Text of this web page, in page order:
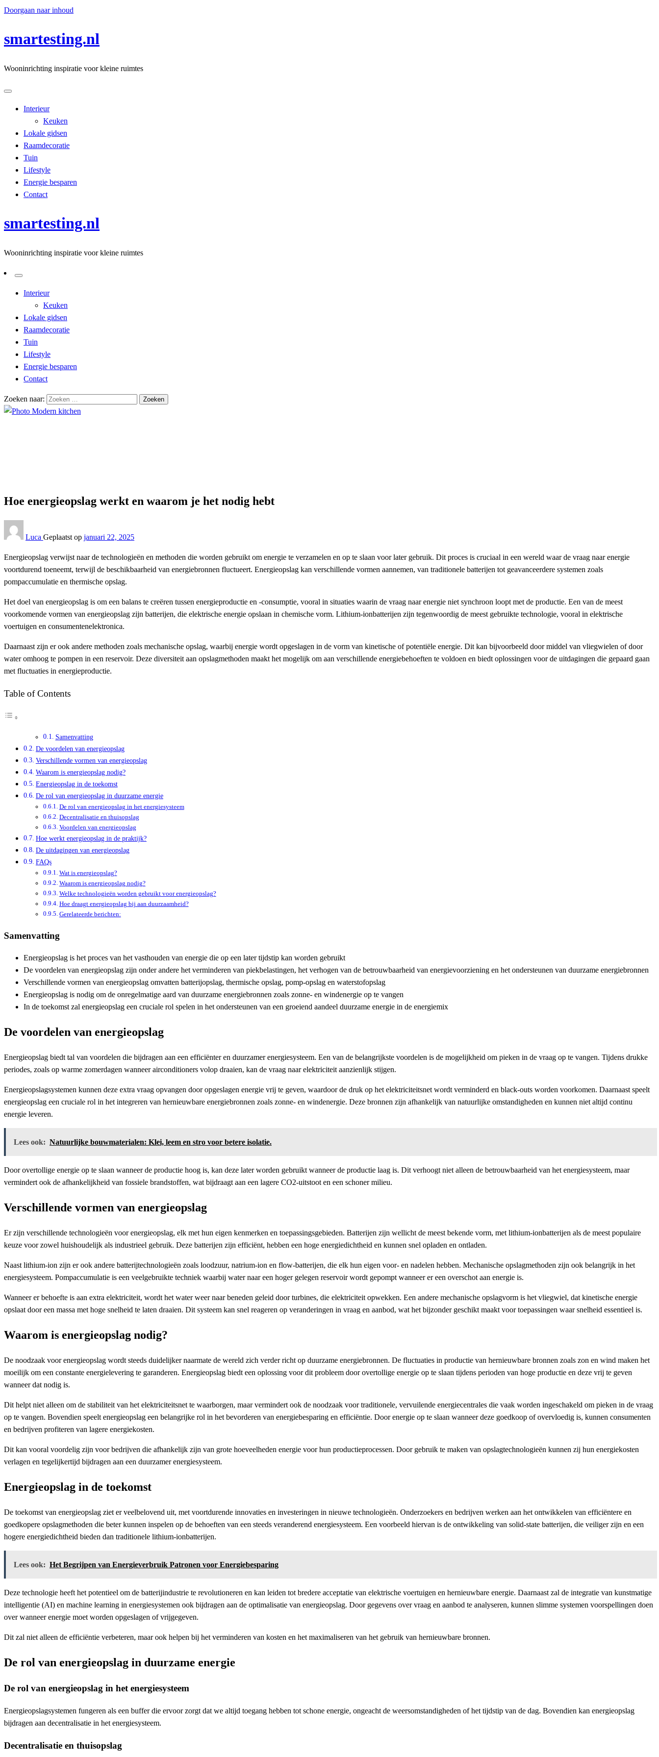
Doorgaan naar inhoud
smartesting.nl
Wooninrichting inspiratie voor kleine ruimtes
Interieur
Keuken
Lokale gidsen
Raamdecoratie
Tuin
Lifestyle
Energie besparen
Contact
smartesting.nl
Wooninrichting inspiratie voor kleine ruimtes
Interieur
Keuken
Lokale gidsen
Raamdecoratie
Tuin
Lifestyle
Energie besparen
Contact
Zoeken naar:
Hoe energieopslag werkt en waarom je het nodig hebt
Luca Geplaatst op januari 22, 2025
Energieopslag verwijst naar de technologieën en methoden die worden gebruikt om energie te verzamelen en op te slaan voor later gebruik. Dit proces is cruciaal in een wereld waar de vraag naar energie
voortdurend toeneemt, terwijl de beschikbaarheid van energiebronnen fluctueert. Energieopslag kan verschillende vormen aannemen, van traditionele batterijen tot geavanceerdere systemen zoals
pompaccumulatie en thermische opslag.
Het doel van energieopslag is om een balans te creëren tussen energieproductie en -consumptie, vooral in situaties waarin de vraag naar energie niet synchroon loopt met de productie. Een van de meest
voorkomende vormen van energieopslag zijn batterijen, die elektrische energie opslaan in chemische vorm. Lithium-ionbatterijen zijn tegenwoordig de meest gebruikte technologie, vooral in elektrische
voertuigen en consumentenelektronica.
Daarnaast zijn er ook andere methoden zoals mechanische opslag, waarbij energie wordt opgeslagen in de vorm van kinetische of potentiële energie. Dit kan bijvoorbeeld door middel van vliegwielen of door
water omhoog te pompen in een reservoir. Deze diversiteit aan opslagmethoden maakt het mogelijk om aan verschillende energiebehoeften te voldoen en biedt oplossingen voor de uitdagingen die gepaard gaan
met fluctuaties in energieproductie.
Table of Contents
Samenvatting
De voordelen van energieopslag
Verschillende vormen van energieopslag
Waarom is energieopslag nodig?
Energieopslag in de toekomst
De rol van energieopslag in duurzame energie
De rol van energieopslag in het energiesysteem
Decentralisatie en thuisopslag
Voordelen van energieopslag
Hoe werkt energieopslag in de praktijk?
De uitdagingen van energieopslag
FAQs
Wat is energieopslag?
Waarom is energieopslag nodig?
Welke technologieën worden gebruikt voor energieopslag?
Hoe draagt energieopslag bij aan duurzaamheid?
Gerelateerde berichten:
Samenvatting
Energieopslag is het proces van het vasthouden van energie die op een later tijdstip kan worden gebruikt
De voordelen van energieopslag zijn onder andere het verminderen van piekbelastingen, het verhogen van de betrouwbaarheid van energievoorziening en het ondersteunen van duurzame energiebronnen
Verschillende vormen van energieopslag omvatten batterijopslag, thermische opslag, pomp-opslag en waterstofopslag
Energieopslag is nodig om de onregelmatige aard van duurzame energiebronnen zoals zonne- en windenergie op te vangen
In de toekomst zal energieopslag een cruciale rol spelen in het ondersteunen van een groeiend aandeel duurzame energie in de energiemix
De voordelen van energieopslag
Energieopslag biedt tal van voordelen die bijdragen aan een efficiënter en duurzamer energiesysteem. Een van de belangrijkste voordelen is de mogelijkheid om pieken in de vraag op te vangen. Tijdens drukke
periodes, zoals op warme zomerdagen wanneer airconditioners volop draaien, kan de vraag naar elektriciteit aanzienlijk stijgen.
Energieopslagsystemen kunnen deze extra vraag opvangen door opgeslagen energie vrij te geven, waardoor de druk op het elektriciteitsnet wordt verminderd en black-outs worden voorkomen. Daarnaast speelt
energieopslag een cruciale rol in het integreren van hernieuwbare energiebronnen zoals zonne- en windenergie. Deze bronnen zijn afhankelijk van natuurlijke omstandigheden en kunnen niet altijd continu
energie leveren.
Lees ook: Natuurlijke bouwmaterialen: Klei, leem en stro voor betere isolatie.
Door overtollige energie op te slaan wanneer de productie hoog is, kan deze later worden gebruikt wanneer de productie laag is. Dit verhoogt niet alleen de betrouwbaarheid van het energiesysteem, maar
vermindert ook de afhankelijkheid van fossiele brandstoffen, wat bijdraagt aan een lagere CO2-uitstoot en een schoner milieu.
Verschillende vormen van energieopslag
Er zijn verschillende technologieën voor energieopslag, elk met hun eigen kenmerken en toepassingsgebieden. Batterijen zijn wellicht de meest bekende vorm, met lithium-ionbatterijen als de meest populaire
keuze voor zowel huishoudelijk als industrieel gebruik. Deze batterijen zijn efficiënt, hebben een hoge energiedichtheid en kunnen snel opladen en ontladen.
Naast lithium-ion zijn er ook andere batterijtechnologieën zoals loodzuur, natrium-ion en flow-batterijen, die elk hun eigen voor- en nadelen hebben. Mechanische opslagmethoden zijn ook belangrijk in het
energiesysteem. Pompaccumulatie is een veelgebruikte techniek waarbij water naar een hoger gelegen reservoir wordt gepompt wanneer er een overschot aan energie is.
Wanneer er behoefte is aan extra elektriciteit, wordt het water weer naar beneden geleid door turbines, die elektriciteit opwekken. Een andere mechanische opslagvorm is het vliegwiel, dat kinetische energie
opslaat door een massa met hoge snelheid te laten draaien. Dit systeem kan snel reageren op veranderingen in vraag en aanbod, wat het bijzonder geschikt maakt voor toepassingen waar snelheid essentieel is.
Waarom is energieopslag nodig?
De noodzaak voor energieopslag wordt steeds duidelijker naarmate de wereld zich verder richt op duurzame energiebronnen. De fluctuaties in productie van hernieuwbare bronnen zoals zon en wind maken het
moeilijk om een constante energielevering te garanderen. Energieopslag biedt een oplossing voor dit probleem door overtollige energie op te slaan tijdens perioden van hoge productie en deze vrij te geven
wanneer dat nodig is.
Dit helpt niet alleen om de stabiliteit van het elektriciteitsnet te waarborgen, maar vermindert ook de noodzaak voor traditionele, vervuilende energiecentrales die vaak worden ingeschakeld om pieken in de vraag
op te vangen. Bovendien speelt energieopslag een belangrijke rol in het bevorderen van energiebesparing en efficiëntie. Door energie op te slaan wanneer deze goedkoop of overvloedig is, kunnen consumenten
en bedrijven profiteren van lagere energiekosten.
Dit kan vooral voordelig zijn voor bedrijven die afhankelijk zijn van grote hoeveelheden energie voor hun productieprocessen. Door gebruik te maken van opslagtechnologieën kunnen zij hun energiekosten
verlagen en tegelijkertijd bijdragen aan een duurzamer energiesysteem.
Energieopslag in de toekomst
De toekomst van energieopslag ziet er veelbelovend uit, met voortdurende innovaties en investeringen in nieuwe technologieën. Onderzoekers en bedrijven werken aan het ontwikkelen van efficiëntere en
goedkopere opslagmethoden die beter kunnen inspelen op de behoeften van een steeds veranderend energiesysteem. Een voorbeeld hiervan is de ontwikkeling van solid-state batterijen, die veiliger zijn en een
hogere energiedichtheid bieden dan traditionele lithium-ionbatterijen.
Lees ook: Het Begrijpen van Energieverbruik Patronen voor Energiebesparing
Deze technologie heeft het potentieel om de batterijindustrie te revolutioneren en kan leiden tot bredere acceptatie van elektrische voertuigen en hernieuwbare energie. Daarnaast zal de integratie van kunstmatige
intelligentie (AI) en machine learning in energiesystemen ook bijdragen aan de optimalisatie van energieopslag. Door gegevens over vraag en aanbod te analyseren, kunnen slimme systemen voorspellingen doen
over wanneer energie moet worden opgeslagen of vrijgegeven.
Dit zal niet alleen de efficiëntie verbeteren, maar ook helpen bij het verminderen van kosten en het maximaliseren van het gebruik van hernieuwbare bronnen.
De rol van energieopslag in duurzame energie
De rol van energieopslag in het energiesysteem
Energieopslagsystemen fungeren als een buffer die ervoor zorgt dat we altijd toegang hebben tot schone energie, ongeacht de weersomstandigheden of het tijdstip van de dag. Bovendien kan energieopslag
bijdragen aan decentralisatie in het energiesysteem.
Decentralisatie en thuisopslag